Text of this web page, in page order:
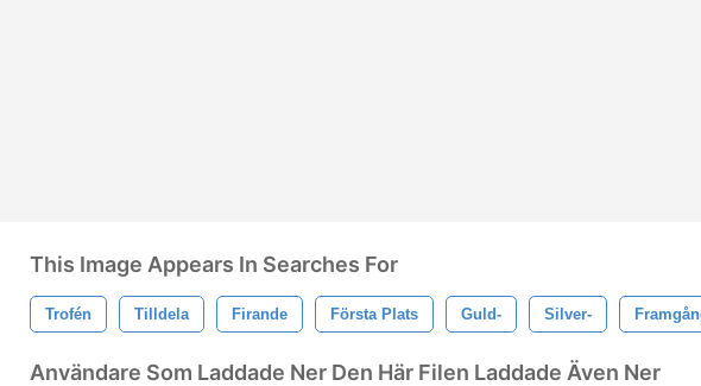
This Image Appears In Searches For
Trofén Tilldela Firande Första Plats Guld- Silver-
Användare Som Laddade Ner Den Här Filen Laddade Även Ner